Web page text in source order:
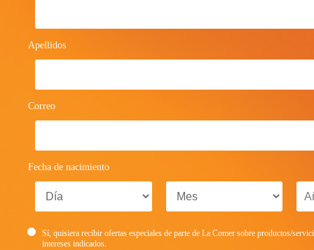
Apellidos
Correo
Fecha de nacimiento
Sí, quisiera recibir ofertas especiales de parte de La Comer sobre productos/
intereses indicados.